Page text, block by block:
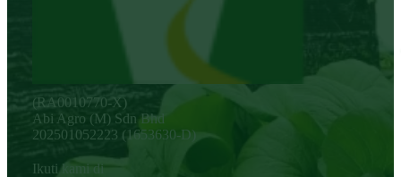
(RA0010770-X)
Abi Agro (M) Sdn Bhd
202501052223 (1653630-D)
Ikuti kami di